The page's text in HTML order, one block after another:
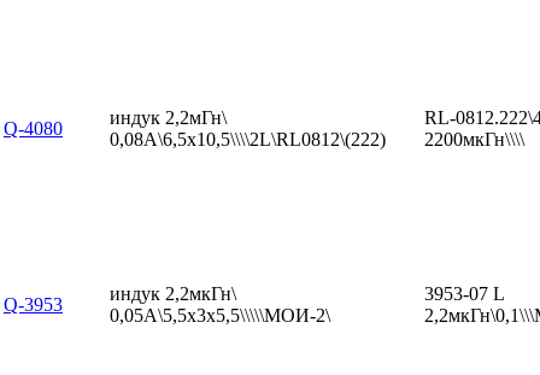
Q-4080
индук 2,2мГн\
0,08А\6,5x10,5\\\\2L\RL0812\(222)
RL-
2200мкГн\\\\
Q-3953
индук 2,2мкГн\
0,05А\5,5x3x5,5\\\\\МОИ-2\
3953-07 L